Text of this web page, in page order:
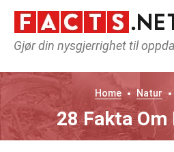
Gjør din nysgjerrighet til
Home Natur
28 Fakta Om